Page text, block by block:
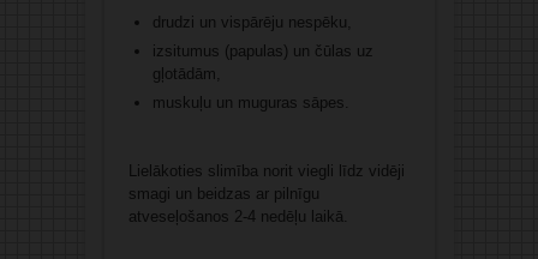
drudzi un vispārēju nespēku,
izsitumus (papulas) un čūlas uz
gļotādām,
muskuļu un muguras sāpes.
Lielākoties slimība norit viegli līdz vidēji
smagi un beidzas ar pilnīgu
atveseļošanos 2-4 nedēļu laikā.